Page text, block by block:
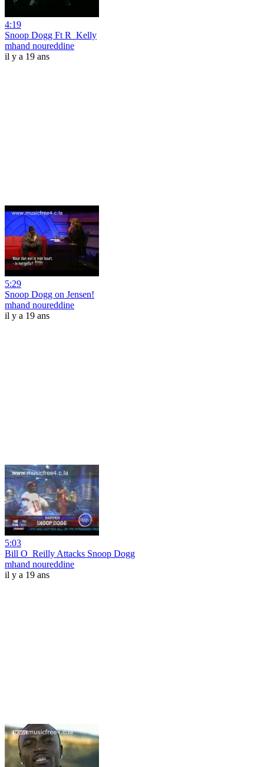
4:19
Snoop Dogg Ft R_Kelly
mhand noureddine
il y a 19 ans
5:29
Snoop Dogg on Jensen!
mhand noureddine
il y a 19 ans
5:03
Bill O_Reilly Attacks Snoop Dogg
mhand noureddine
il y a 19 ans